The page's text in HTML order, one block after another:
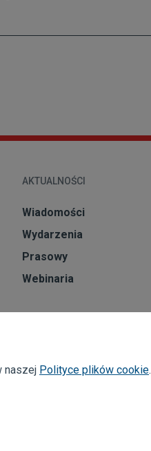
AKTUALNOŚCI
Wiadomości
Wydarzenia
Prasowy
Webinaria
naszej Polityce plików cookie.